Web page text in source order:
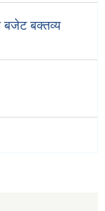
बजेट बक्तव्य